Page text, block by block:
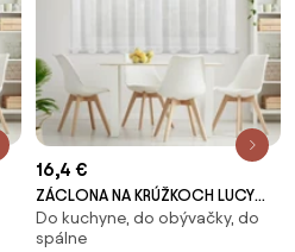
16,4 €
ZÁCLONA NA KRÚŽKOCH LUCY
300X160 CM BIELA
Do kuchyne, do obývačky, do
spálne